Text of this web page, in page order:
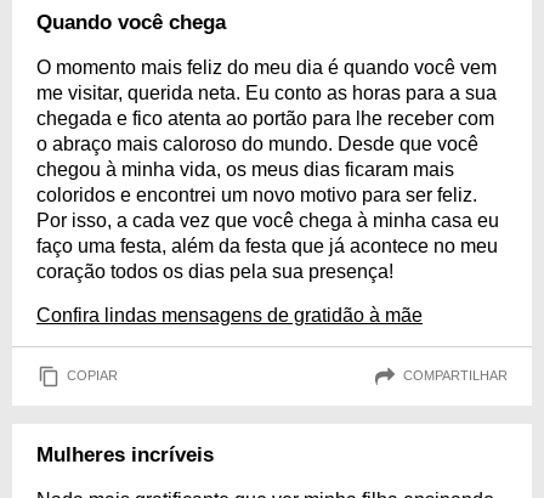
Quando você chega
O momento mais feliz do meu dia é quando você vem
me visitar, querida neta. Eu conto as horas para a sua
chegada e fico atenta ao portão para lhe receber com
o abraço mais caloroso do mundo. Desde que você
chegou à minha vida, os meus dias ficaram mais
coloridos e encontrei um novo motivo para ser feliz.
Por isso, a cada vez que você chega à minha casa eu
faço uma festa, além da festa que já acontece no meu
coração todos os dias pela sua presença!
Confira lindas mensagens de gratidão à mãe
COPIAR COMPARTILHAR
Mulheres incríveis